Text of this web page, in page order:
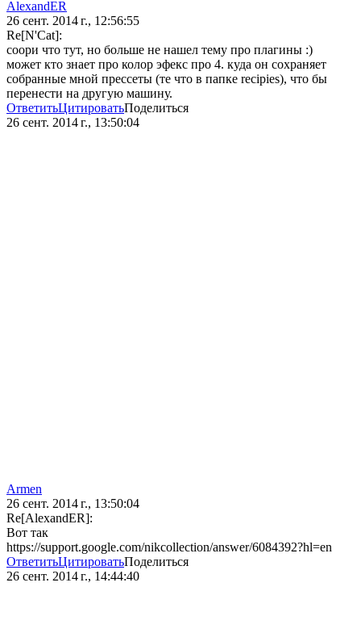
AlexandER
26 сент. 2014 г., 12:56:55
Re[N'Cat]:
соори что тут, но больше не нашел тему про плагины :)
может кто знает про колор эфекс про 4. куда он сохраняет
собранные мной прессеты (те что в папке recipies), что бы
перенести на другую машину.
ОтветитьЦитироватьПоделиться
26 сент. 2014 г., 13:50:04
Аrmen
26 сент. 2014 г., 13:50:04
Re[AlexandER]:
Вот так
https://support.google.com/nikcollection/answer/6084392?hl=en
ОтветитьЦитироватьПоделиться
26 сент. 2014 г., 14:44:40